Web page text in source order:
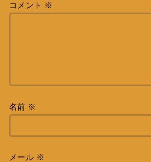
コメント ※
名前 ※
メール ※